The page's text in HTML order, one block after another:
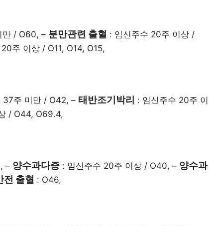
만 / O60, – 분만관련 출혈 : 임신주수 20주 이상 /
주 이상 / O11, O14, O15,
37주 미만 / O42, – 태반조기박리 : 임신주수 20주 이
/ O44, O69.4,
– 양수과다증 : 임신주수 20주 이상 / O40, – 양수과
전 출혈 : O46,